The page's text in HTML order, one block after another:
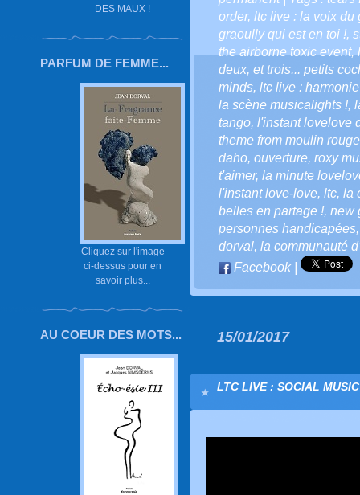
DES MAUX !
PARFUM DE FEMME...
Cliquez sur l'image
ci-dessus pour en
savoir plus...
AU COEUR DES MOTS...
order, ltc live : la voix du
graoully qui est en toi !,
the airborne toxic event,
deux, et trois... petits
minds, ltc live :
la scène musicalights !,
tango, l'instant lovelove
theme from moulin rouge
daho, ouverture, roxy
t'aimer, la minute
l'instant love-love, ltc, la
belles en partage !, new
personnes handicapées
dorval, la communauté
Facebook|
15/01/2017
LTC LIVE : SOCIAL